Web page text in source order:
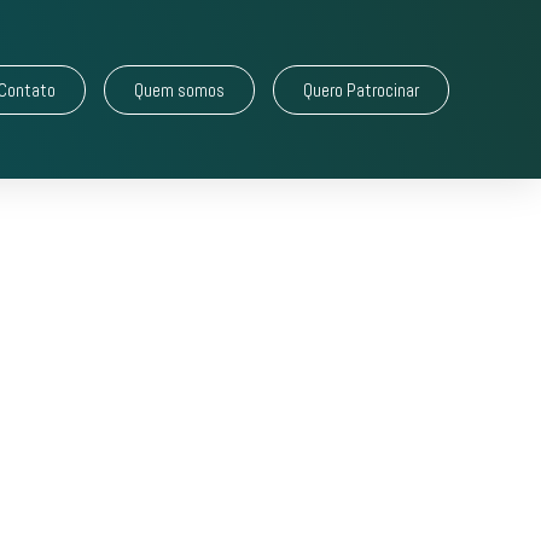
Quem somos Quero Patrocinar